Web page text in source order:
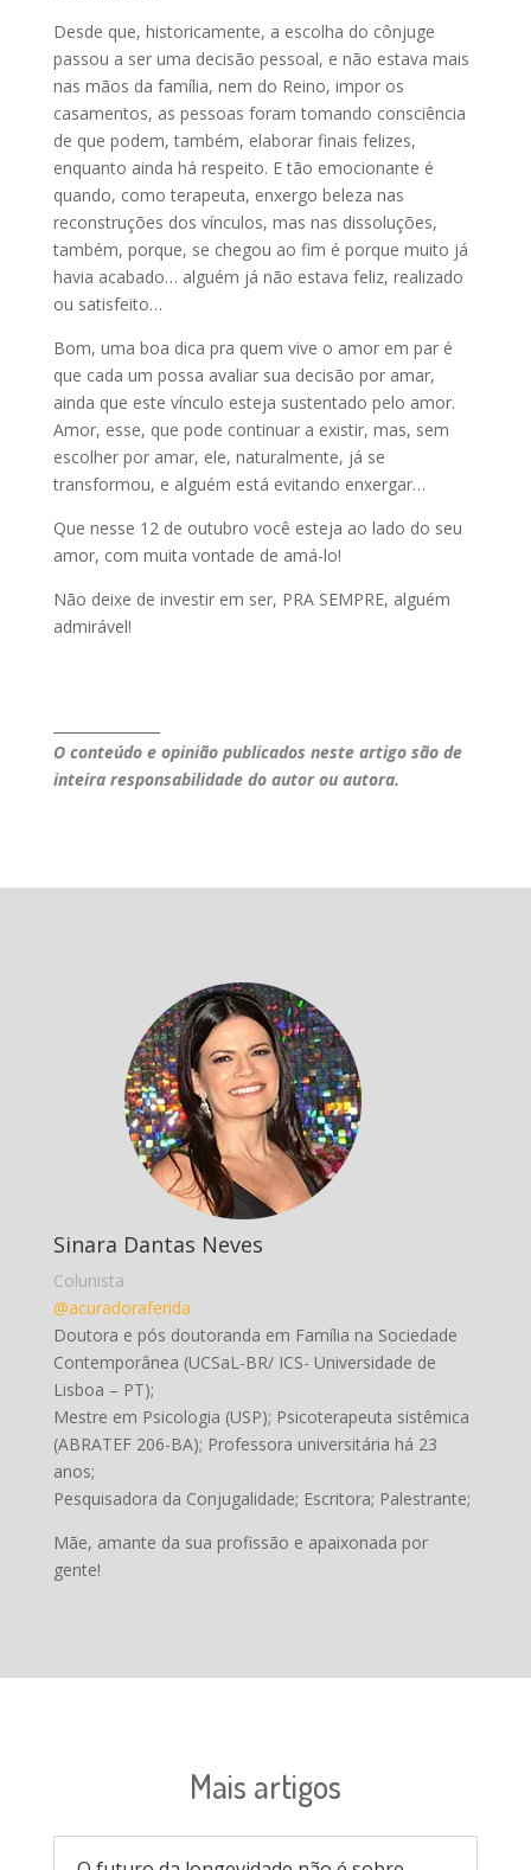
Desde que, historicamente, a escolha do cônjuge
passou a ser uma decisão pessoal, e não estava mais
nas mãos da família, nem do Reino, impor os
casamentos, as pessoas foram tomando consciência
de que podem, também, elaborar finais felizes,
enquanto ainda há respeito. E tão emocionante é
quando, como terapeuta, enxergo beleza nas
reconstruções dos vínculos, mas nas dissoluções,
também, porque, se chegou ao fim é porque muito já
havia acabado… alguém já não estava feliz, realizado
ou satisfeito…
Bom, uma boa dica pra quem vive o amor em par é
que cada um possa avaliar sua decisão por amar,
ainda que este vínculo esteja sustentado pelo amor.
Amor, esse, que pode continuar a existir, mas, sem
escolher por amar, ele, naturalmente, já se
transformou, e alguém está evitando enxergar…
Que nesse 12 de outubro você esteja ao lado do seu
amor, com muita vontade de amá-lo!
Não deixe de investir em ser, PRA SEMPRE, alguém
admirável!
O conteúdo e opinião publicados neste artigo são de
inteira responsabilidade do autor ou autora.
Sinara Dantas Neves
Colunista
@acuradoraferida
Doutora e pós doutoranda em Família na Sociedade
Contemporânea (UCSaL-BR/ ICS- Universidade de
Lisboa – PT);
Mestre em Psicologia (USP); Psicoterapeuta sistêmica
(ABRATEF 206-BA); Professora universitária há 23
anos;
Pesquisadora da Conjugalidade; Escritora; Palestrante;
Mãe, amante da sua profissão e apaixonada por
gente!
Mais artigos